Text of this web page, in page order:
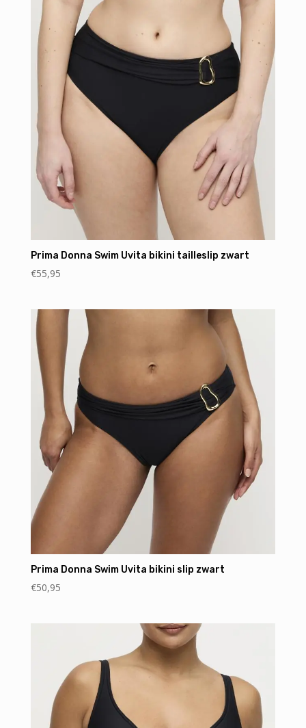
Prima Donna Swim Uvita bikini tailleslip zwart
€55,95
Prima Donna Swim Uvita bikini slip zwart
€50,95